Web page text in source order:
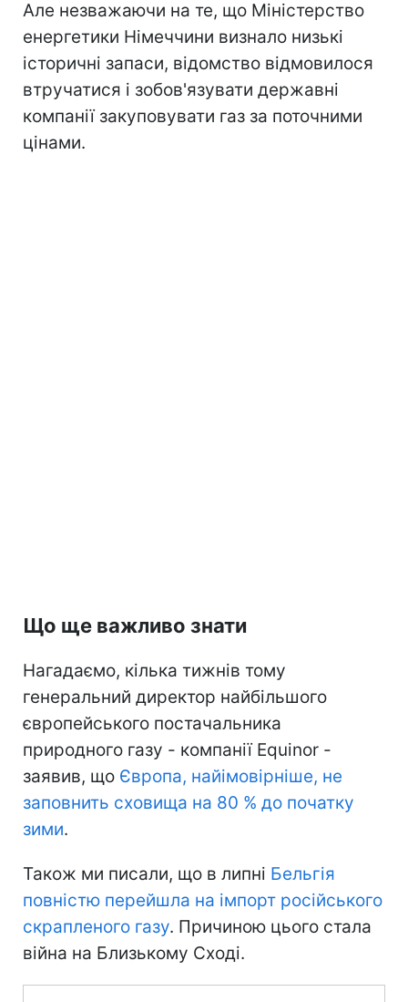
Але незважаючи на те, що Міністерство
енергетики Німеччини визнало низькі
історичні запаси, відомство відмовилося
втручатися і зобов'язувати державні
компанії закуповувати газ за поточними
цінами.
Що ще важливо знати
Нагадаємо, кілька тижнів тому
генеральний директор найбільшого
європейського постачальника
природного газу - компанії Equinor -
заявив, що Європа, найімовірніше, не
заповнить сховища на 80 % до початку
зими.
Також ми писали, що в липні Бельгія
повністю перейшла на імпорт російського
скрапленого газу. Причиною цього стала
війна на Близькому Сході.